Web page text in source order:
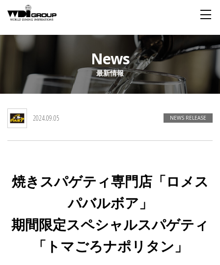
About WDI
WDI STANDARD
私たちが大切にするもの 舞台は世界
Social Responsibility Sustainability
Restaurant
Wedding
IR
News
最新情報
2024.09.05 NEWS RELEASE
焼きスパゲティ専門店「ロメス
パバルボア」
期間限定スペシャルスパゲティ
「トマごろナポリタン」